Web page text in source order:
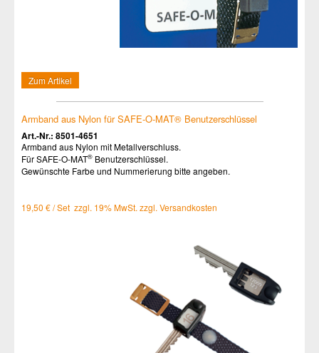
Zum Artikel
Armband aus Nylon für SAFE-O-MAT® Benutzerschlüssel
Art.-Nr.: 8501-4651
Armband aus Nylon mit Metallverschluss.
Für SAFE-O-MAT® Benutzerschlüssel.
Gewünschte Farbe und Nummerierung bitte angeben.
19,50 € / Set zzgl. 19% MwSt. zzgl. Versandkosten